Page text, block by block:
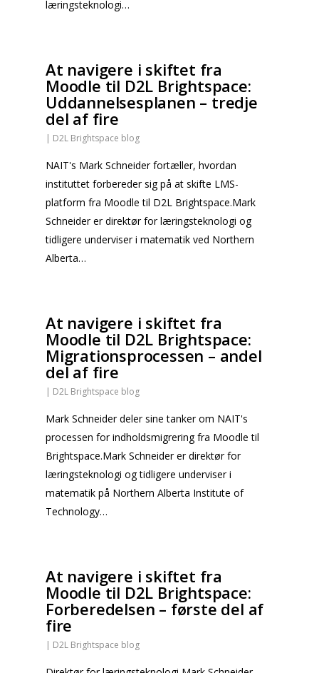
læringsteknologi…
At navigere i skiftet fra
Moodle til D2L Brightspace:
Uddannelsesplanen – tredje
del af fire
| D2L Brightspace blog
NAIT's Mark Schneider fortæller, hvordan
instituttet forbereder sig på at skifte LMS-
platform fra Moodle til D2L Brightspace.Mark
Schneider er direktør for læringsteknologi og
tidligere underviser i matematik ved Northern
Alberta…
At navigere i skiftet fra
Moodle til D2L Brightspace:
Migrationsprocessen – andel
del af fire
| D2L Brightspace blog
Mark Schneider deler sine tanker om NAIT's
processen for indholdsmigrering fra Moodle til
Brightspace.Mark Schneider er direktør for
læringsteknologi og tidligere underviser i
matematik på Northern Alberta Institute of
Technology…
At navigere i skiftet fra
Moodle til D2L Brightspace:
Forberedelsen – første del af
fire
| D2L Brightspace blog